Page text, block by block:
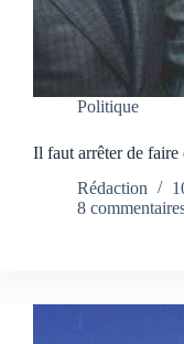
Politique
Il faut arrêter de faire
Rédaction
8